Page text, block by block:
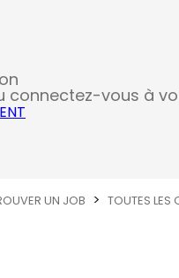
connectez-vous à
UN JOB TOUTES LES